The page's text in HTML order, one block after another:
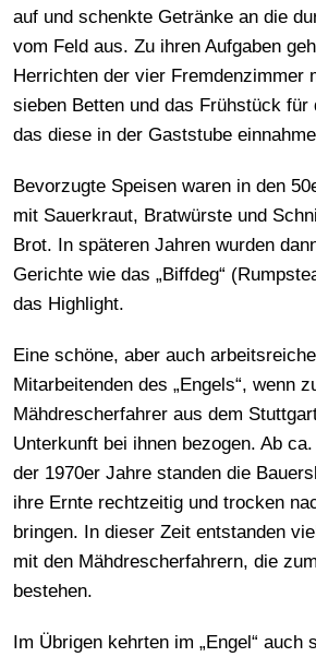
auf und schenkte Getränke an die
vom Feld aus. Zu ihren Aufgaben
Herrichten der vier Fremdenzimmer
sieben Betten und das Frühstück für
das diese in der Gaststube
Bevorzugte Speisen waren in den
mit Sauerkraut, Bratwürste und
Brot. In späteren Jahren wurden
Gerichte wie das „Biffdeg“
das Highlight.
Eine schöne, aber auch
Mitarbeitenden des „Engels“, wenn
Mähdrescherfahrer aus dem
Unterkunft bei ihnen bezogen. Ab
der 1970er Jahre standen die
ihre Ernte rechtzeitig und trocken
bringen. In dieser Zeit entstanden
mit den Mähdrescherfahrern, die
bestehen.
Im Übrigen kehrten im „Engel“ auch